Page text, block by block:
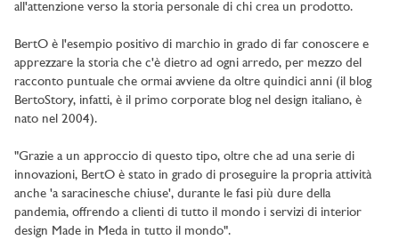
all'attenzione verso la storia personale di chi crea un prodotto.
BertO è l'esempio positivo di marchio in grado di far conoscere e
apprezzare la storia che c'è dietro ad ogni arredo, per mezzo del
racconto puntuale che ormai avviene da oltre quindici anni (il blog
BertoStory, infatti, è il primo corporate blog nel design italiano, è
nato nel 2004).
"Grazie a un approccio di questo tipo, oltre che ad una serie di
innovazioni, BertO è stato in grado di proseguire la propria attività
anche 'a saracinesche chiuse', durante le fasi più dure della
pandemia, offrendo a clienti di tutto il mondo i servizi di interior
design Made in Meda in tutto il mondo".